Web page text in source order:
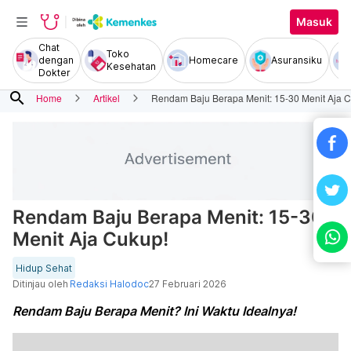
Masuk
Chat
dengan
Dokter
Toko
Kesehatan
Homecare Asuransiku
search Home Artikel Rendam Baju Berapa Menit: 15-30 Menit Aja
Rendam Baju Berapa Menit: 15-30
Menit Aja Cukup!
Hidup Sehat
Ditinjau oleh Redaksi Halodoc27 Februari 2026
Rendam Baju Berapa Menit? Ini Waktu Idealnya!